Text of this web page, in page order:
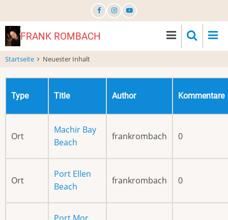
zum
InhaltFRANK ROMBACH
Startseite Neuester Inhalt
Type Title Author Kommentare
Ort
Machir Bay
Beach
frankrombach 0
Ort
Port Ellen
Beach
frankrombach 0